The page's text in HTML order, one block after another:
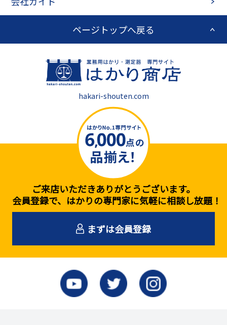
ご来店いただきありがとうございます。
会員登録で、はかりの専門家に気軽に相談し放題！
まずは会員登録
ページトップへ戻る
hakari-shouten.com